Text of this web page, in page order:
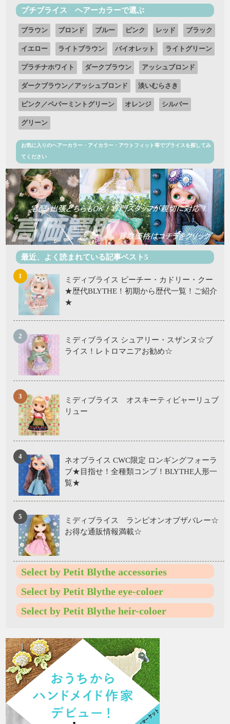
プチブライス ヘアーカラーで選ぶ
ブラウン ブロンド ブルー ピンク レッド ブラック
イエロー ライトブラウン バイオレット ライトグリーン
プラチナホワイト ダークブラウン アッシュブロンド
ダークブラウン／アッシュブロンド 淡いむらさき
ピンク／ペパーミントグリーン オレンジ シルバー
グリーン
お気に入りのヘアーカラー・アイカラー・アウトフィット等でブライスを探してみ
てください
最近、よく読まれている記事ベスト5
ミディブライス ピーチー・カドリー・クー
★歴代BLYTHE！初期から歴代一覧！ご紹介
★
ミディブライス シュアリー・スザンヌ☆ブ
ライス！レトロマニアお勧め☆
ミディブライス オスキーティビャーリュブ
リュー
ネオブライス CWC限定 ロンギングフォーラ
ブ★目指せ！全種類コンプ！BLYTHE人形一
覧★
ミディブライス ランピオンオブザバレー☆
お得な通販情報満載☆
Select by Petit Blythe accessories
Select by Petit Blythe eye-coloer
Select by Petit Blythe heir-coloer